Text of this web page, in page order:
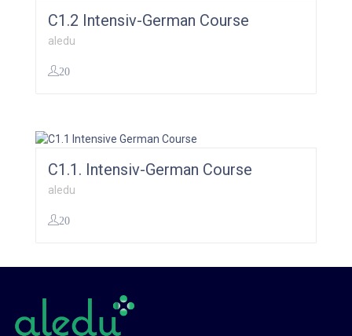
C1.2 Intensiv-German Course
aledu
20
C1.1. Intensiv-German Course
aledu
20